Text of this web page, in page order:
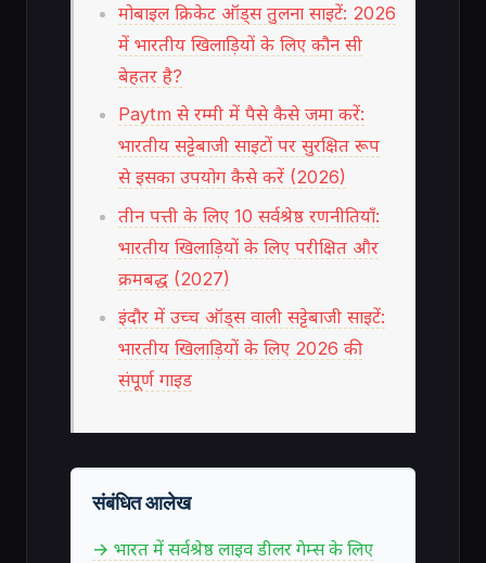
मोबाइल क्रिकेट ऑड्स तुलना साइटें: 2026
में भारतीय खिलाड़ियों के लिए कौन सी
बेहतर है?
Paytm से रम्मी में पैसे कैसे जमा करें:
भारतीय सट्टेबाजी साइटों पर सुरक्षित रूप
से इसका उपयोग कैसे करें (2026)
तीन पत्ती के लिए 10 सर्वश्रेष्ठ रणनीतियाँ:
भारतीय खिलाड़ियों के लिए परीक्षित और
क्रमबद्ध (2027)
इंदौर में उच्च ऑड्स वाली सट्टेबाजी साइटें:
भारतीय खिलाड़ियों के लिए 2026 की
संपूर्ण गाइड
संबंधित आलेख
→ भारत में सर्वश्रेष्ठ लाइव डीलर गेम्स के लिए